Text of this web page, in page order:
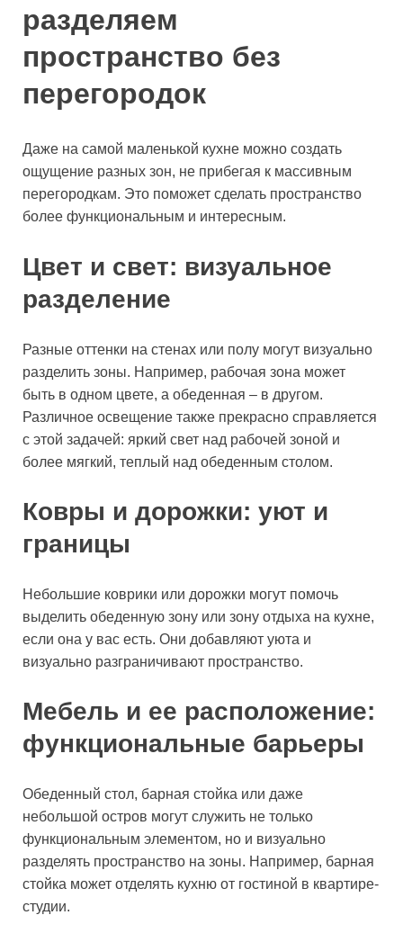
разделяем
пространство без
перегородок
Даже на самой маленькой кухне можно создать
ощущение разных зон, не прибегая к массивным
перегородкам. Это поможет сделать пространство
более функциональным и интересным.
Цвет и свет: визуальное
разделение
Разные оттенки на стенах или полу могут визуально
разделить зоны. Например, рабочая зона может
быть в одном цвете, а обеденная – в другом.
Различное освещение также прекрасно справляется
с этой задачей: яркий свет над рабочей зоной и
более мягкий, теплый над обеденным столом.
Ковры и дорожки: уют и
границы
Небольшие коврики или дорожки могут помочь
выделить обеденную зону или зону отдыха на кухне,
если она у вас есть. Они добавляют уюта и
визуально разграничивают пространство.
Мебель и ее расположение:
функциональные барьеры
Обеденный стол, барная стойка или даже
небольшой остров могут служить не только
функциональным элементом, но и визуально
разделять пространство на зоны. Например, барная
стойка может отделять кухню от гостиной в квартире-
студии.